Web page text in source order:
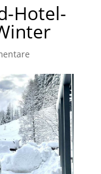
Hotel-